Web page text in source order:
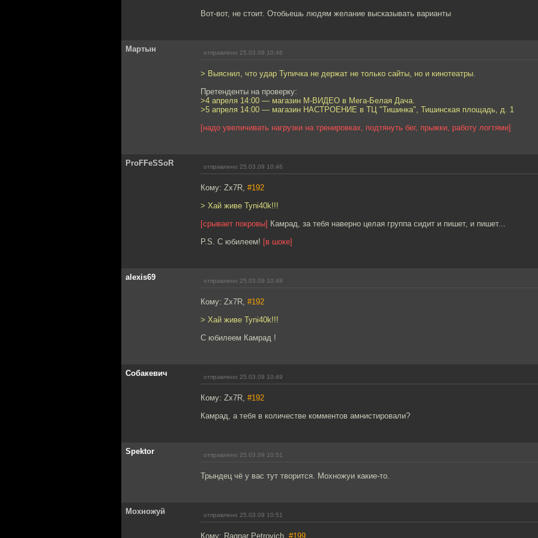
Вот-вот, не стоит. Отобьешь людям желание высказывать варианты
Мартын отправлено 25.03.09 10:46
> Выяснил, что удар Тупичка не держат не только сайты, но и кинотеатры.
Претенденты на проверку:
>4 апреля 14:00 — магазин М-ВИДЕО в Мега-Белая Дача.
>5 апреля 14:00 — магазин НАСТРОЕНИЕ в ТЦ "Тишинка", Тишинская площадь, д. 1
[надо увеличивать нагрузки на тренировках, подтянуть бег, прыжки, работу логтями]
ProFFeSSoR отправлено 25.03.09 10:46
Кому: Zx7R, #192
> Хай живе Tyni40k!!!
[срывает покровы] Камрад, за тебя наверно целая группа сидит и пишет, и пишет...
P.S. С юбилеем! [в шоке]
alexis69 отправлено 25.03.09 10:48
Кому: Zx7R, #192
> Хай живе Tyni40k!!!
С юбилеем Камрад !
Собакевич отправлено 25.03.09 10:49
Кому: Zx7R, #192
Камрад, а тебя в количестве комментов амнистировали?
Spektor отправлено 25.03.09 10:51
Трындец чё у вас тут творится. Мохножуи какие-то.
Мохножуй отправлено 25.03.09 10:51
Кому: Ragnar Petrovich, #199